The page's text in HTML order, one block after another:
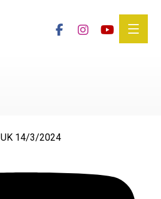
تجهيز تريلة الى بريطانيا UK 14/3/2024